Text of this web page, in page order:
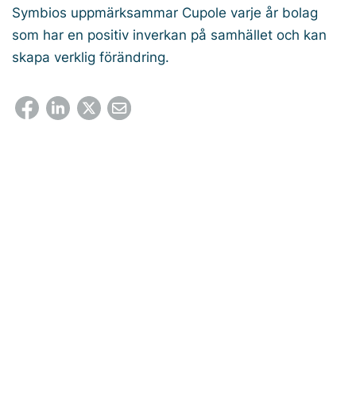
Symbios uppmärksammar Cupole varje år bolag
som har en positiv inverkan på samhället och kan
skapa verklig förändring.